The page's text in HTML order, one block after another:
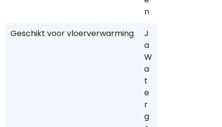
n
Geschikt voor vloerverwarming
J
a
W
a
t
e
r
g